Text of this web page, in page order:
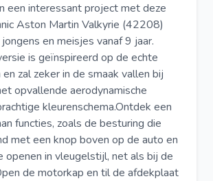
een interessant project met deze
Aston Martin Valkyrie (42208)
en meisjes vanaf 9 jaar.
is geïnspireerd op de echte
zal zeker in de smaak vallen bij
opvallende aerodynamische
kleurenschema.Ontdek een
functies, zoals de besturing die
met een knop boven op de auto en
openen in vleugelstijl, net als bij de
de motorkap en til de afdekplaat